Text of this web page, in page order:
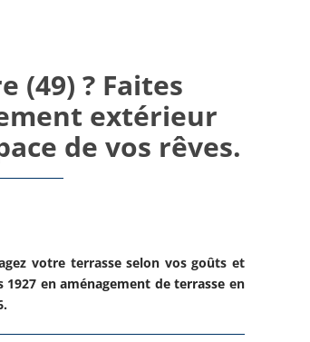
(49) ? Faites
extérieur
de vos rêves.
votre terrasse selon vos goûts et
1927 enaménagement de terrasse en